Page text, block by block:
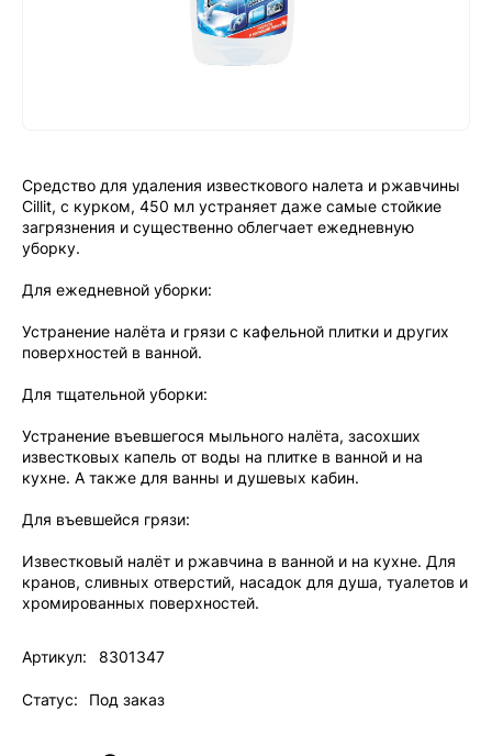
Артикул: 8301347
Статус: Под заказ
Средство для удаления известкового налета и ржавчины
Cillit, с курком, 450 мл устраняет даже самые стойкие
загрязнения и существенно облегчает ежедневную
уборку.
Для ежедневной уборки:
Устранение налёта и грязи с кафельной плитки и других
поверхностей в ванной.
Для тщательной уборки:
Устранение въевшегося мыльного налёта, засохших
известковых капель от воды на плитке в ванной и на
кухне. А также для ванны и душевых кабин.
Для въевшейся грязи:
Известковый налёт и ржавчина в ванной и на кухне. Для
кранов, сливных отверстий, насадок для душа, туалетов и
хромированных поверхностей.